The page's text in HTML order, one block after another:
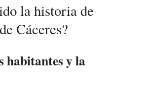
la historia de
Cáceres?
habitantes y la